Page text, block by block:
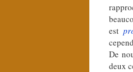
est
De
deux